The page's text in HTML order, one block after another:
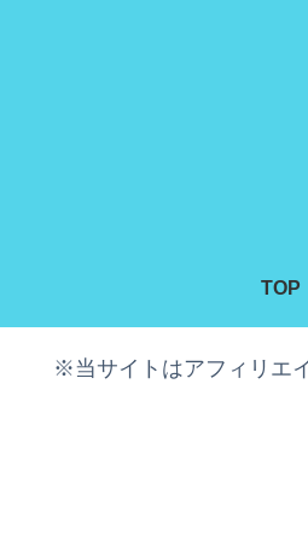
TOP
※当サイトはアフィリエ